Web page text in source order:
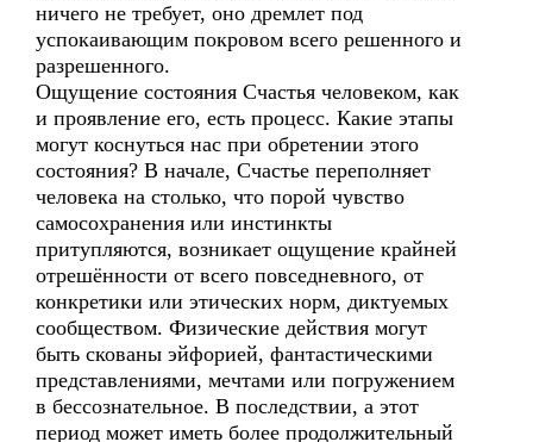
ничего не требует, оно дремлет под
успокаивающим покровом всего решенного и
разрешенного.
Ощущение состояния Счастья человеком, как
и проявление его, есть процесс. Какие этапы
могут коснуться нас при обретении этого
состояния? В начале, Счастье переполняет
человека на столько, что порой чувство
самосохранения или инстинкты
притупляются, возникает ощущение крайней
отрешённости от всего повседневного, от
конкретики или этических норм, диктуемых
сообществом. Физические действия могут
быть скованы эйфорией, фантастическими
представлениями, мечтами или погружением
в бессознательное. В последствии, а этот
период может иметь более продолжительный